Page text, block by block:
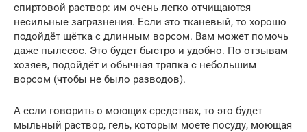
спиртовой раствор: им очень легко отчищаются
несильные загрязнения. Если это тканевый, то хорошо
подойдёт щётка с длинным ворсом. Вам может помочь
даже пылесос. Это будет быстро и удобно. По отзывам
хозяев, подойдёт и обычная тряпка с небольшим
ворсом (чтобы не было разводов).
А если говорить о моющих средствах, то это будет
мыльный раствор, гель, которым моете посуду, моющая